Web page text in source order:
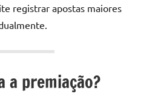
registrar apostas maiores
a premiação?